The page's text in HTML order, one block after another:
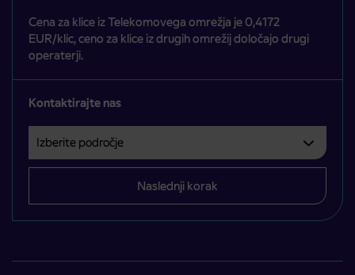
Cena za klice iz Telekomovega omrežja je 0,4172
EUR/klic, ceno za klice iz drugih omrežij določajo drugi
operaterji.
Kontaktirajte nas
Izberite področje
Področje je obvezno izbrati.
Naslednji korak